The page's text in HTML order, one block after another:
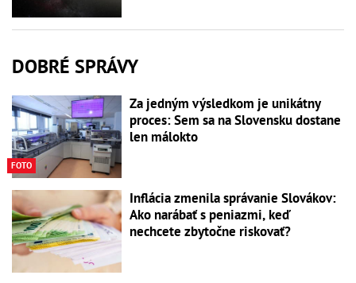
DOBRÉ SPRÁVY
FOTO
Za jedným výsledkom je unikátny
proces: Sem sa na Slovensku dostane
len málokto
Inflácia zmenila správanie Slovákov:
Ako narábať s peniazmi, keď
nechcete zbytočne riskovať?